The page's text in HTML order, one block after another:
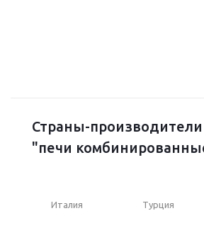
Страны-
"печи
Италия Турция